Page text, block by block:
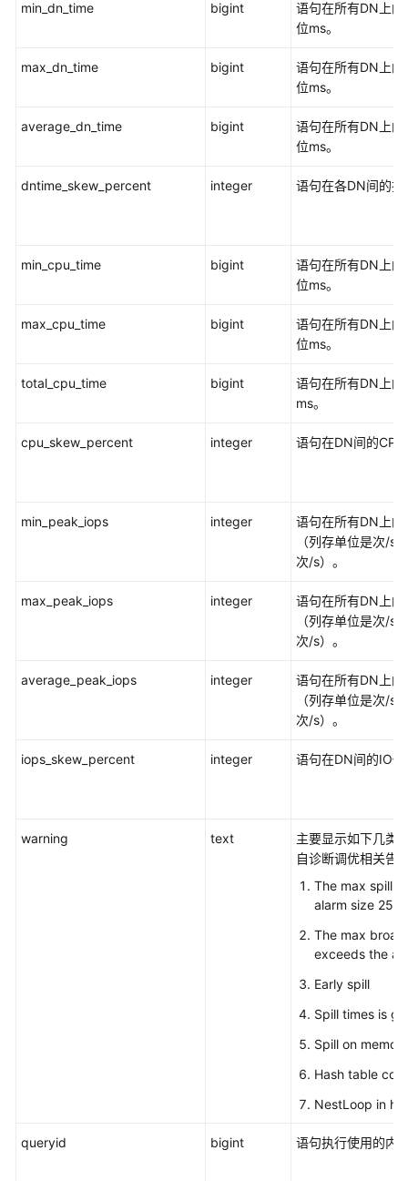
自
函
储
使
Extension
用
ODBC
二
监
性
min_dn_time bigint
语句在所有DN上
位ms。
max_dn_time bigint
语句在所有DN上
位ms。
average_dn_time bigint
语句在所有DN上
位ms。
dntime_skew_percent integer 语句在各DN间的
min_cpu_time bigint
语句在所有DN上
位ms。
max_cpu_time bigint
语句在所有DN上
位ms。
total_cpu_time bigint
语句在所有DN上
ms。
cpu_skew_percent integer 语句在DN间的
min_peak_iops integer
语句在所有DN上
（列存单位是次/s
次/s）。
max_peak_iops integer
语句在所有DN上
（列存单位是次/s
次/s）。
average_peak_iops integer
语句在所有DN上
（列存单位是次/s
次/s）。
iops_skew_percent integer 语句在DN间的IO
warning text
主要显示如下几类
自诊断调优相关告
The max spill
alarm size
The max
exceeds the
Early spill
Spill times is
Spill on
Hash table
NestLoop in
queryid bigint 语句执行使用的内